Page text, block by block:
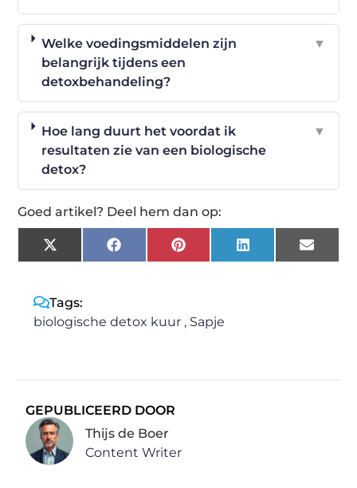
Welke voedingsmiddelen zijn
belangrijk tijdens een
detoxbehandeling?
▼
Hoe lang duurt het voordat ik
resultaten zie van een biologische
detox?
▼
Goed artikel? Deel hem dan op:
X
(Twitter)
FacebookPinterestLinkedIn Email
Tags:
biologische detox kuur , Sapje
GEPUBLICEERD DOOR
Thijs de Boer
Content Writer